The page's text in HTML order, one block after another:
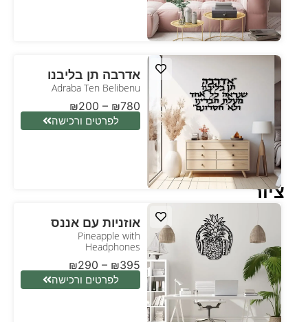
ציור
אדרבה תן בליבנו
Adraba Ten Belibenu
₪200 – ₪780
לפרטים ורכישה
אוזניות עם אננס
Pineapple with
Headphones
₪290 – ₪395
לפרטים ורכישה